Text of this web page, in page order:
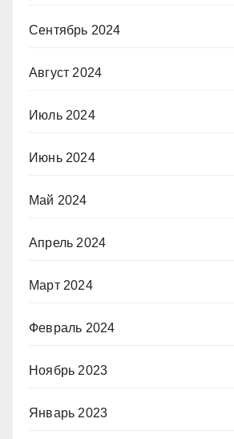
Сентябрь 2024
Август 2024
Июль 2024
Июнь 2024
Май 2024
Апрель 2024
Март 2024
Февраль 2024
Ноябрь 2023
Январь 2023